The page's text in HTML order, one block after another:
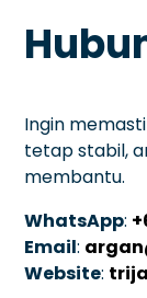
Ingin
tetap stabil,
membantu.
WhatsApp:
Email:
Website: